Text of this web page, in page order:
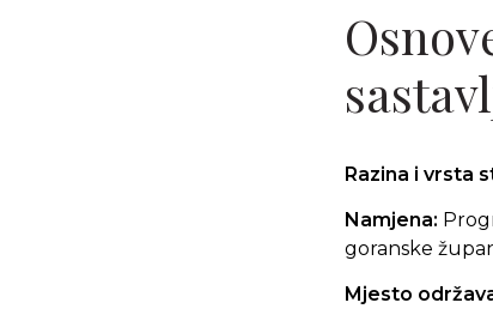
Razina i vrsta
Namjena:
goranske
Mjesto